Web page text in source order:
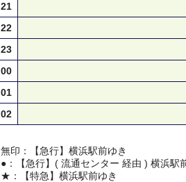
21
22
23
00
01
02
無印：【急行】横浜駅前ゆき
●：【急行】( 流通センター 経由 ) 横浜駅
★：【特急】横浜駅前ゆき